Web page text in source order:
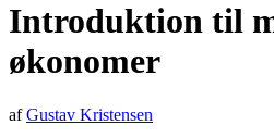
Introduktion til
økonomer
afGustav Kristensen